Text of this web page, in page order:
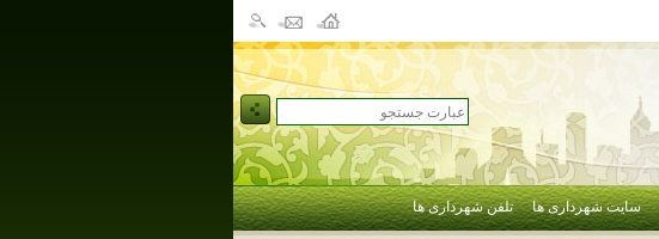
سایت شهرداری ها تلفن شهرداری ها